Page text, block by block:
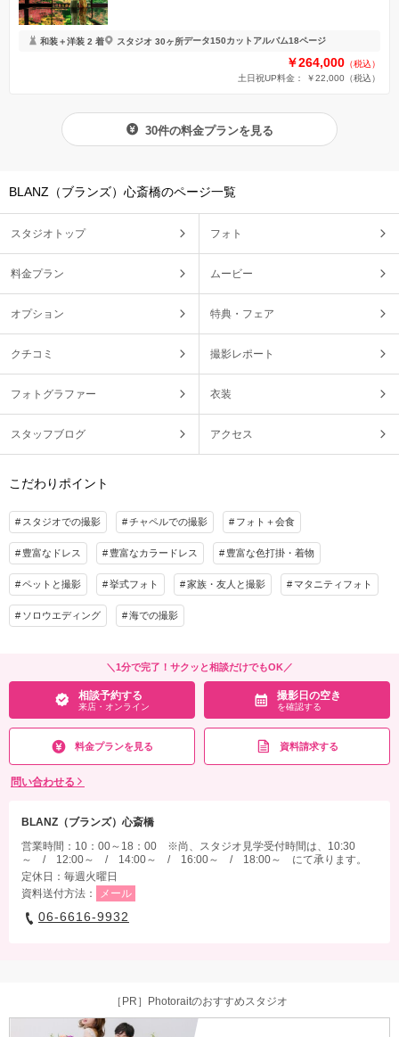
和装＋洋装 2 着 スタジオ 30ヶ所データ150カット アルバム18ページ
￥264,000 （税込）
土日祝UP料金： ￥22,000 （税込）
30件の料金プランを見る
BLANZ（ブランズ）心斎橋のページ一覧
スタジオトップ フォト
料金プラン ムービー
オプション 特典・フェア
クチコミ 撮影レポート
フォトグラファー 衣装
スタッフブログ アクセス
こだわりポイント
スタジオでの撮影 チャペルでの撮影 フォト＋会食
豊富なドレス 豊富なカラードレス 豊富な色打掛・着物
ペットと撮影 挙式フォト 家族・友人と撮影 マタニティフォト
ソロウエディング 海での撮影
＼1分で完了！サクッと相談だけでもOK／
相談予約する
来店・オンライン
撮影日の空き
を確認する
料金プランを見る 資料請求する
問い合わせる
BLANZ（ブランズ）心斎橋
営業時間：10：00～18：00 ※尚、スタジオ見学受付時間は、10:30
～ / 12:00～ / 14:00～ / 16:00～ / 18:00～ にて承ります。
定休日：毎週火曜日
資料送付方法：
メール
06-6616-9932
［PR］Photoraitのおすすめスタジオ